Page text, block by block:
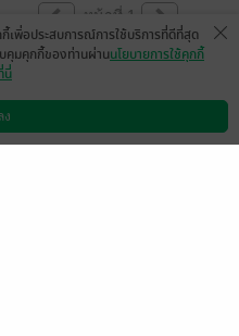
หน้าที่ 1
ว -
วิธีการใช้งาน ติดต่อเรา
เพื่อประสบการณ์การใช้บริการที่ดีที่สุด
คุมคุกกี้ของท่านผ่านนโยบายการใช้คุกกี้
นี่
ง